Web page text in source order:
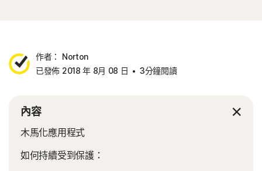
作者： Norton
已發佈 2018 年 8月 08 日
3分鐘閱讀
內容
木馬化應用程式
如何持續受到保護：